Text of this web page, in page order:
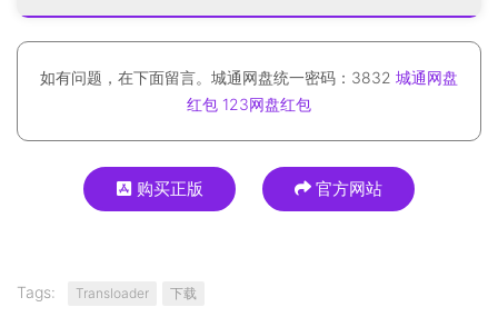
如有问题，在下面留言。城通网盘统一密码：3832 城通网盘
红包 123网盘红包
购买正版 官方网站
Tags: Transloader 下载